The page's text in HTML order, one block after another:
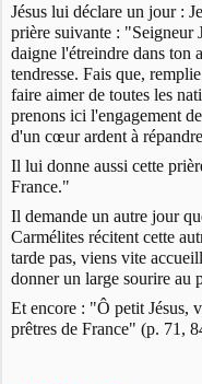
Jésus lui déclare un jour :
prière suivante : "Seigneur
daigne l'étreindre dans ton
tendresse. Fais que,
faire aimer de toutes les
prenons ici l'engagement
d'un cœur ardent à
Il lui donne aussi cette
France."
Il demande un autre jour
Carmélites récitent cette
tarde pas, viens vite
donner un large sourire au
Et encore : "Ô petit Jésus,
prêtres de France" (p. 71,